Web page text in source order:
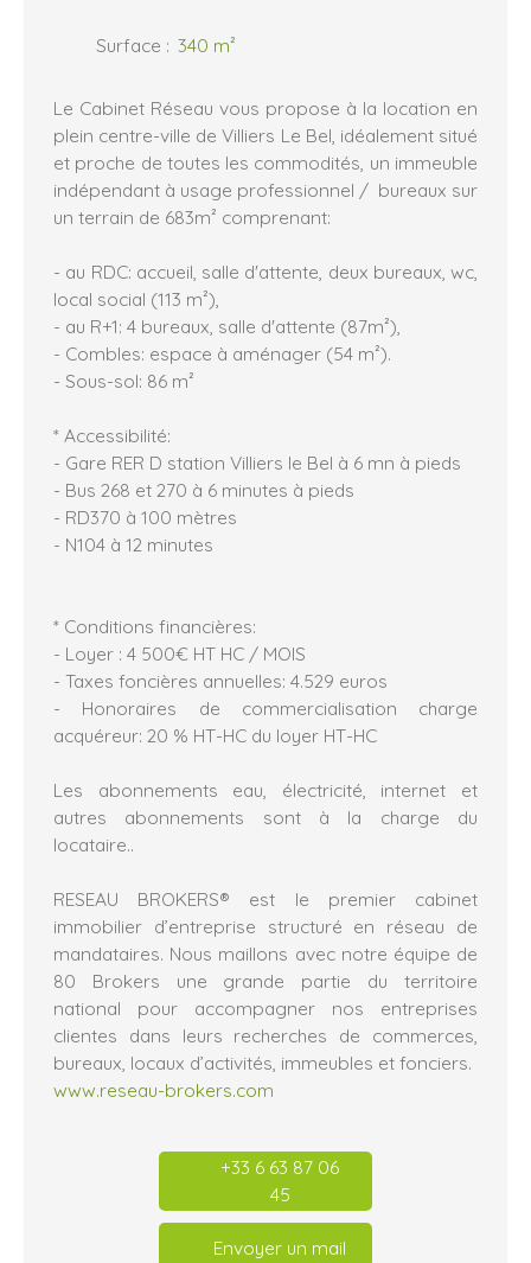
Surface : 340 m²
Le Cabinet Réseau vous propose à la location en
plein centre-ville de Villiers Le Bel, idéalement situé
et proche de toutes les commodités, un immeuble
indépendant à usage professionnel / bureaux sur
un terrain de 683m² comprenant:
- au RDC: accueil, salle d'attente, deux bureaux, wc,
local social (113 m²),
- au R+1: 4 bureaux, salle d'attente (87m²),
- Combles: espace à aménager (54 m²).
- Sous-sol: 86 m²
* Accessibilité:
- Gare RER D station Villiers le Bel à 6 mn à pieds
- Bus 268 et 270 à 6 minutes à pieds
- RD370 à 100 mètres
- N104 à 12 minutes
* Conditions financières:
- Loyer : 4 500€ HT HC / MOIS
- Taxes foncières annuelles: 4.529 euros
- Honoraires de commercialisation charge
acquéreur: 20 % HT-HC du loyer HT-HC
Les abonnements eau, électricité, internet et
autres abonnements sont à la charge du
locataire..
RESEAU BROKERS® est le premier cabinet
immobilier d’entreprise structuré en réseau de
mandataires. Nous maillons avec notre équipe de
80 Brokers une grande partie du territoire
national pour accompagner nos entreprises
clientes dans leurs recherches de commerces,
bureaux, locaux d’activités, immeubles et fonciers.
www.reseau-brokers.com
+33 6 63 87 06
45
Envoyer un mail